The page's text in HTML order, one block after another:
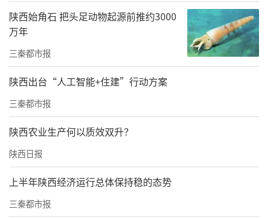
之。”
用今天的话来说，就是陵墓的墓室挖得很深，
陕西始角石 把头足动物起源前推约3000
万年
三秦都市报
陕西出台“人工智能+住建”行动方案
三秦都市报
陕西农业生产何以质效双升？
陕西日报
上半年陕西经济运行总体保持稳的态势
三秦都市报